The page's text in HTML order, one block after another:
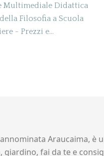
Multimediale Didattica
Filosofia a Scuola
- Prezzi e…
Araucaima, è
giardino, fai da te e